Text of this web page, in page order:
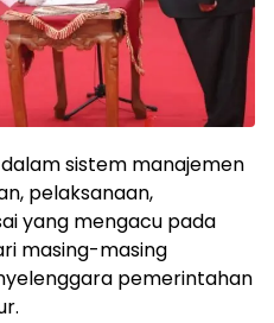
sistem manajemen
pelaksanaan,
yang mengacu pada
masing-masing
pemerintahan